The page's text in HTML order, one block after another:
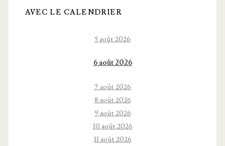
AVEC LE CALENDRIER
5 août 2026
6 août 2026
7 août 2026
8 août 2026
9 août 2026
10 août 2026
11 août 2026